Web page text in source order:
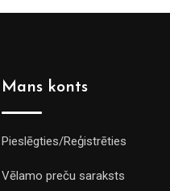
Mans konts
Pieslēgties/Reģistrēties
Vēlamo preču saraksts